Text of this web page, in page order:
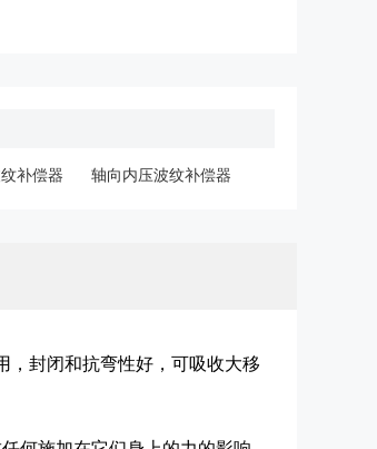
补偿器 轴向内压波纹补偿器
，封闭和抗弯性好，可吸收大移